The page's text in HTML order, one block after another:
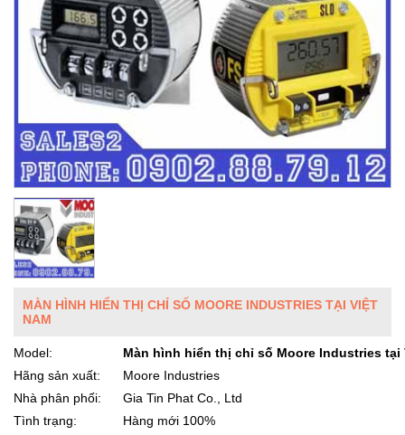
MÀN HÌNH HIỂN THỊ CHỈ SỐ MOORE INDUSTRIES TẠI VIỆT
NAM
Model:
Màn hình hiển thị chỉ số Moore Industries tại
Hãng sản xuất:
Moore Industries
Nhà phân phối:
Gia Tin Phat Co., Ltd
Tình trạng:
Hàng mới 100%